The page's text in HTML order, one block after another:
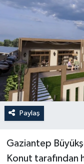
Paylaş
Gaziantep
Konut tarafından